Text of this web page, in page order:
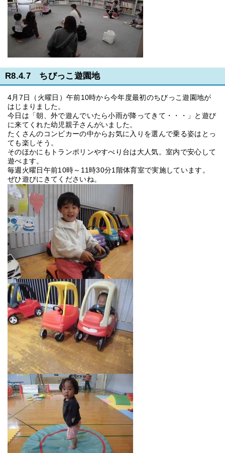
R8.4.7 ちびっこ遊園地
4月7日（火曜日）午前10時から今年度最初のちびっこ遊園地が
はじまりました。
今日は「朝、外で遊んでいたら小雨が降ってきて・・・」と遊び
に来てくれた幼児親子さんがいました。
たくさんのコンビカーの中からお気に入りを選んで乗る姿はとっ
ても楽しそう。
そのほかにもトランポリンやすべり台は大人気。室内で安心して
遊べます。
毎週火曜日午前10時～11時30分1階体育室で実施しています。
ぜひ遊びにきてくださいね。